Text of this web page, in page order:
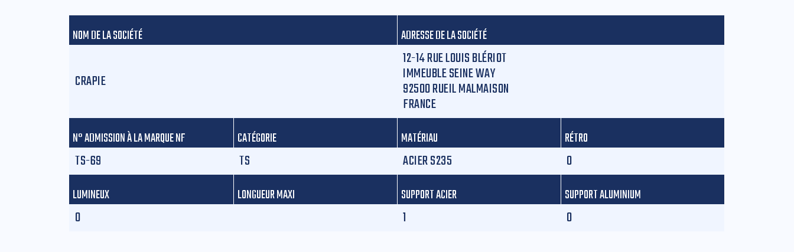
NOM DE LA SOCIÉTÉ ADRESSE DE LA SOCIÉTÉ
CRAPIE
12-14 RUE LOUIS BLÉRIOT
IMMEUBLE SEINE WAY
92500 RUEIL MALMAISON
FRANCE
N° ADMISSION À LA MARQUE NF CATÉGORIE MATÉRIAU RÉTRO
TS-69 TS ACIER S235 0
LUMINEUX LONGUEUR MAXI SUPPORT ACIER SUPPORT ALUMINIUM
0 1 0